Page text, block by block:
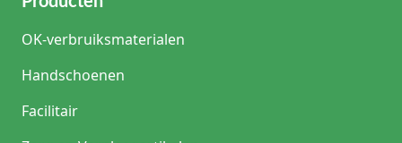
OK-verbruiksmaterialen
Handschoenen
Facilitair